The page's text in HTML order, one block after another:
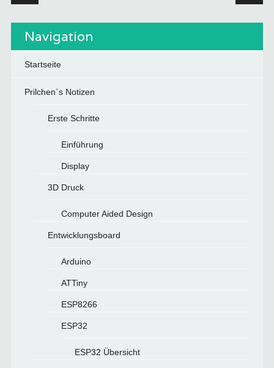
Navigation
Startseite
Prilchen´s Notizen
Erste Schritte
Einführung
Display
3D Druck
Computer Aided Design
Entwicklungsboard
Arduino
ATTiny
ESP8266
ESP32
ESP32 Übersicht